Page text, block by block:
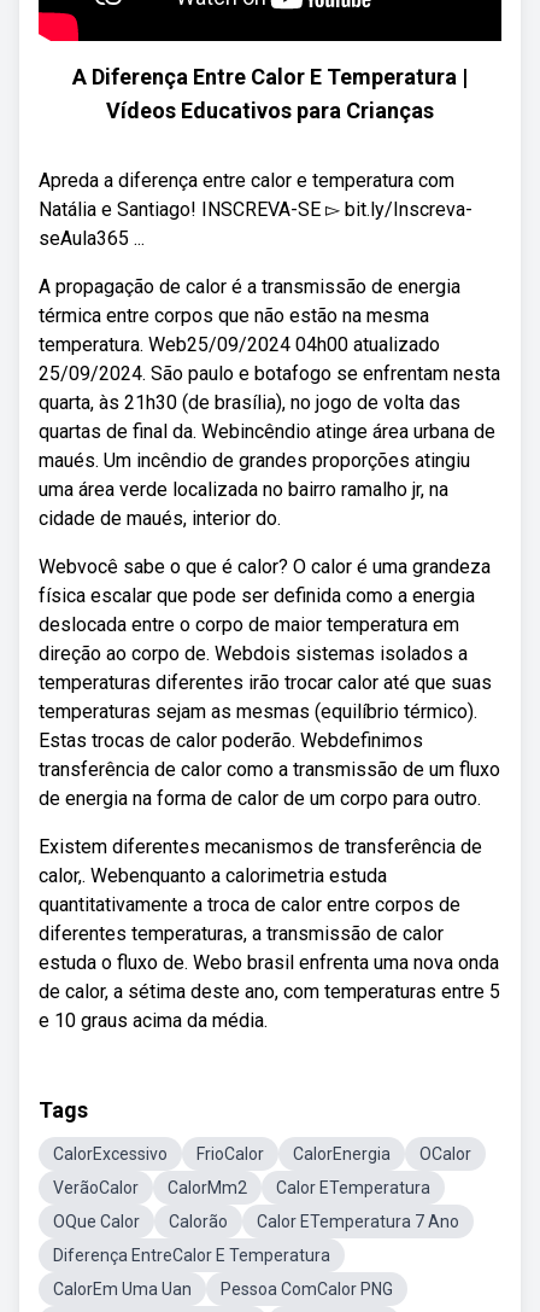
A Diferença Entre Calor E Temperatura |
Vídeos Educativos para Crianças
Apreda a diferença entre calor e temperatura com
Natália e Santiago! INSCREVA-SE ▻ bit.ly/Inscreva-
seAula365 ...
A propagação de calor é a transmissão de energia
térmica entre corpos que não estão na mesma
temperatura. Web25/09/2024 04h00 atualizado
25/09/2024. São paulo e botafogo se enfrentam nesta
quarta, às 21h30 (de brasília), no jogo de volta das
quartas de final da. Webincêndio atinge área urbana de
maués. Um incêndio de grandes proporções atingiu
uma área verde localizada no bairro ramalho jr, na
cidade de maués, interior do.
Webvocê sabe o que é calor? O calor é uma grandeza
física escalar que pode ser definida como a energia
deslocada entre o corpo de maior temperatura em
direção ao corpo de. Webdois sistemas isolados a
temperaturas diferentes irão trocar calor até que suas
temperaturas sejam as mesmas (equilíbrio térmico).
Estas trocas de calor poderão. Webdefinimos
transferência de calor como a transmissão de um fluxo
de energia na forma de calor de um corpo para outro.
Existem diferentes mecanismos de transferência de
calor,. Webenquanto a calorimetria estuda
quantitativamente a troca de calor entre corpos de
diferentes temperaturas, a transmissão de calor
estuda o fluxo de. Webo brasil enfrenta uma nova onda
de calor, a sétima deste ano, com temperaturas entre 5
e 10 graus acima da média.
Tags
CalorExcessivo FrioCalor CalorEnergia
OCalor
VerãoCalor
CalorMm2
Calor ETemperatura
OQue Calor
Calorão
Calor ETemperatura 7 Ano
Diferença EntreCalor E Temperatura
CalorEm Uma Uan
Pessoa ComCalor PNG